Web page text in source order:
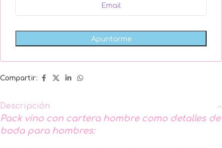
Compartir:
Descripción
Pack vino con cartera hombre como detalles de
boda para hombres: